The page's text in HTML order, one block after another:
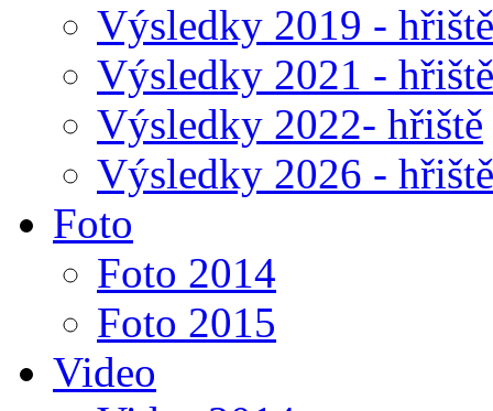
Výsledky 2019 - hřiště
Výsledky 2021 - hřiště
Výsledky 2022- hřiště
Výsledky 2026 - hřiště
Foto
Foto 2014
Foto 2015
Video